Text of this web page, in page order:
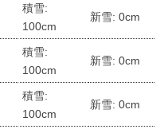
積雪:
100cm
新雪: 0cm
積雪:
100cm
新雪: 0cm
積雪:
100cm
新雪: 0cm